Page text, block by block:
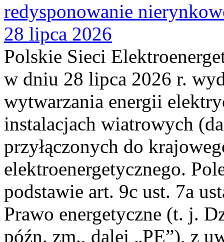
redysponowanie
28 lipca 2026
Polskie Sieci
w dniu 28 lipca 2026 r.
wytwarzania energii
instalacjach wiatrowych
przyłączonych do
elektroenergetycznego.
podstawie art. 9c ust. 7a
Prawo energetyczne (t. j.
późn. zm., dalej „PE”), z